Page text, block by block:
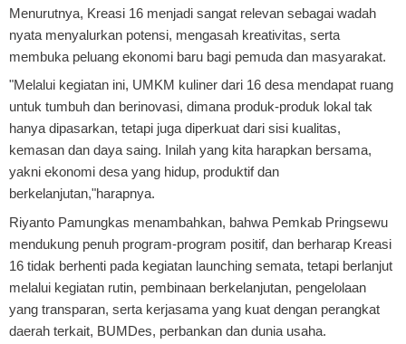
Menurutnya, Kreasi 16 menjadi sangat relevan sebagai wadah
nyata menyalurkan potensi, mengasah kreativitas, serta
membuka peluang ekonomi baru bagi pemuda dan masyarakat.
"Melalui kegiatan ini, UMKM kuliner dari 16 desa mendapat ruang
untuk tumbuh dan berinovasi, dimana produk-produk lokal tak
hanya dipasarkan, tetapi juga diperkuat dari sisi kualitas,
kemasan dan daya saing. Inilah yang kita harapkan bersama,
yakni ekonomi desa yang hidup, produktif dan
berkelanjutan,"harapnya.
Riyanto Pamungkas menambahkan, bahwa Pemkab Pringsewu
mendukung penuh program-program positif, dan berharap Kreasi
16 tidak berhenti pada kegiatan launching semata, tetapi berlanjut
melalui kegiatan rutin, pembinaan berkelanjutan, pengelolaan
yang transparan, serta kerjasama yang kuat dengan perangkat
daerah terkait, BUMDes, perbankan dan dunia usaha.